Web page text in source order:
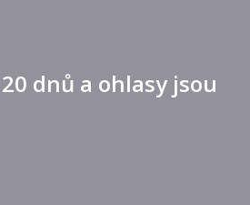
dnů a ohlasy jsou